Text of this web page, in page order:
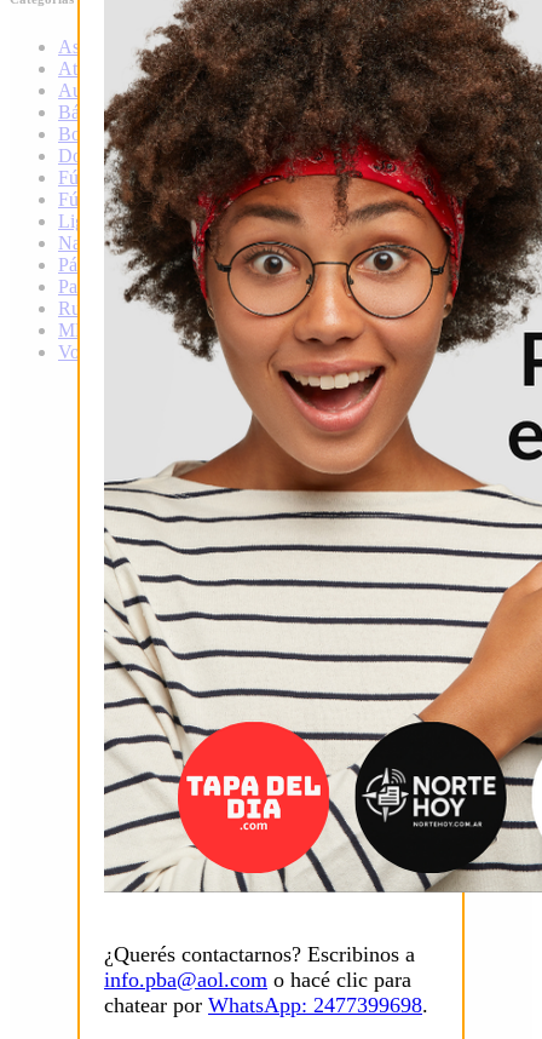
¿Querés contactarnos? Escribinos a
info.pba@aol.com o hacé clic para
chatear por WhatsApp: 2477399698.
Ascenso
Atletismo
Automovilismo
Básquet
Boxeo
Douglas
Fútbol
Fútbol local
Liga infantil de fútbol
Natación
Pádel
Patín
Rugby
MMA
Voley